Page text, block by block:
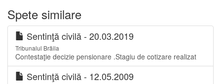
Spete similare
Sentinţă civilă - 20.03.2019
Tribunalul Brăila
Contestaţie decizie pensionare .Stagiu de cotizare realizat
Sentinţă civilă - 12.05.2009